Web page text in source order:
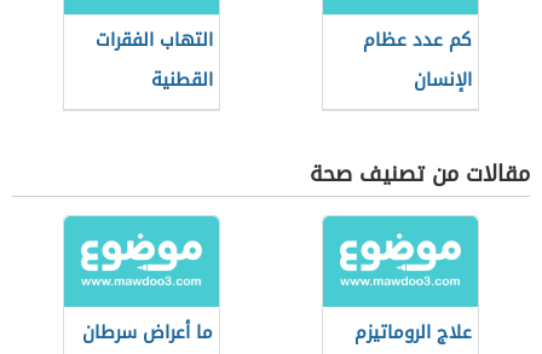
كم عدد عظام
الإنسان
التهاب الفقرات
القطنية
مقالات من تصنيف صحة
علاج الروماتيزم
ما أعراض سرطان